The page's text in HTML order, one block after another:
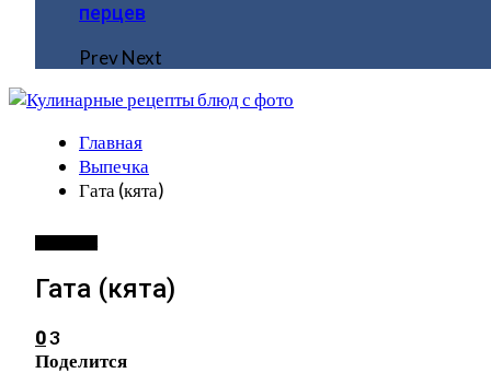
перцев
PrevNext
Главная
Выпечка
Гата (кята)
Гата (кята)
03
Поделится